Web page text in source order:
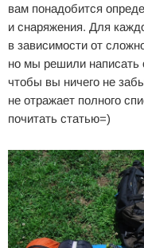
вам понадобится
и снаряжения. Для
в зависимости от
но мы решили написать
чтобы вы ничего не
не отражает полного
почитать статью=)